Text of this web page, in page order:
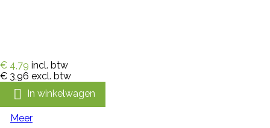
€ 4,79 incl. btw
€ 3,96 excl. btw
 In winkelwagen
Meer